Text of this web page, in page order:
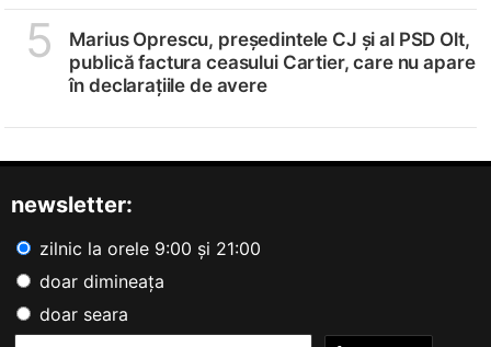
5
Marius Oprescu, președintele CJ și al PSD Olt,
publică factura ceasului Cartier, care nu apare
în declarațiile de avere
newsletter:
zilnic la orele 9:00 și 21:00
doar dimineața
doar seara